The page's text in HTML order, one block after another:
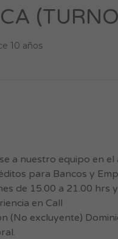
10 años
a nuestro equipo en el
para Bancos y
de 15.00 a 21.00 hrs
en Call
(No excluyente)